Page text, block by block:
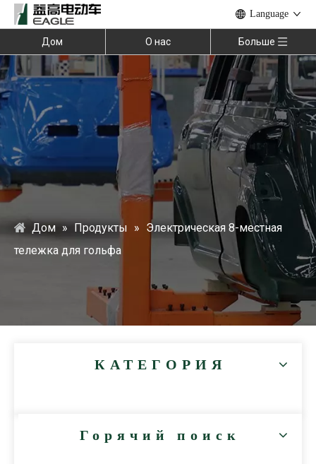
Language
Дом О нас Больше
Дом » Продукты » Электрическая 8-местная
тележка для гольфа
КАТЕГОРИЯ
Горячий поиск